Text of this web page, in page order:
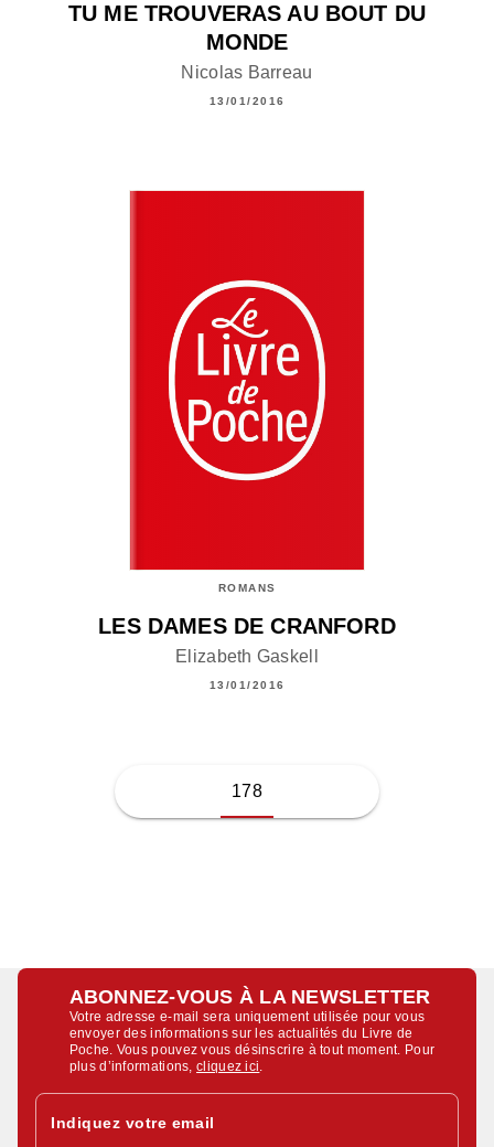
TU ME TROUVERAS AU BOUT DU
MONDE
Nicolas Barreau
13/01/2016
ROMANS
LES DAMES DE CRANFORD
Elizabeth Gaskell
13/01/2016
178
ABONNEZ-VOUS À LA NEWSLETTER
Votre adresse e-mail sera uniquement utilisée pour vous
envoyer des informations sur les actualités du Livre de
Poche. Vous pouvez vous désinscrire à tout moment. Pour
plus d’informations,cliquez ici
Indiquez votre email